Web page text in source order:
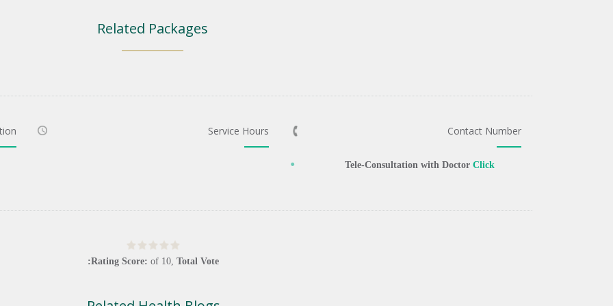
Related Packages
Contact Number
Tele-Consultation with Doctor Click
Service Hours
Rating Score: of 10 Total Vote: